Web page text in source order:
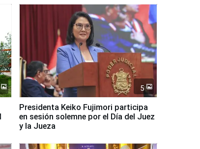
5
Presidenta Keiko Fujimori participa
en sesión solemne por el Día del Juez
y la Jueza